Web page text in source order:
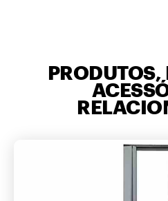
PRODUTOS,